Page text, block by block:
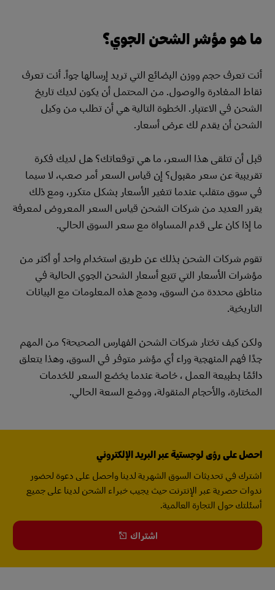
ما هو مؤشر الشحن الجوي؟
أنت تعرف حجم ووزن البضائع التي تريد إرسالها جواً. أنت تعرف
نقاط المغادرة والوصول. من المحتمل أن يكون لديك تاريخ
الشحن في الاعتبار. الخطوة التالية هي أن تطلب من وكيل
الشحن أن يقدم لك عرض أسعار.
قبل أن تتلقى هذا السعر، ما هي توقعاتك؟ هل لديك فكرة
تقريبية عن سعر مقبول؟ إن قياس السعر أمر صعب، لا سيما
في سوق متقلب عندما تتغير الأسعار بشكل متكرر، ومع ذلك
يقرر العديد من شركات الشحن قياس السعر المعروض لمعرفة
ما إذا كان على قدم المساواة مع سعر السوق الحالي.
تقوم شركات الشحن بذلك عن طريق استخدام واحد أو أكثر من
مؤشرات الأسعار التي تتبع أسعار الشحن الجوي الحالية في
مناطق محددة من السوق، ودمج هذه المعلومات مع البيانات
التاريخية.
ولكن كيف تختار شركات الشحن الفهارس الصحيحة؟ من المهم
جدًا فهم المنهجية وراء أي مؤشر متوفر في السوق، وهذا يتعلق
دائمًا بطبيعة العمل ، خاصة عندما يخضع السعر للخدمات
المختارة، والأحجام المنقولة، ووضع السعة الحالي.
احصل على رؤى لوجستية عبر البريد الإلكتروني
اشترك في تحديثات السوق الشهرية لدينا واحصل على دعوة لحضور
ندوات حصرية عبر الإنترنت حيث يجيب خبراء الشحن لدينا على جميع
أسئلتك حول التجارة العالمية.
اشتراك